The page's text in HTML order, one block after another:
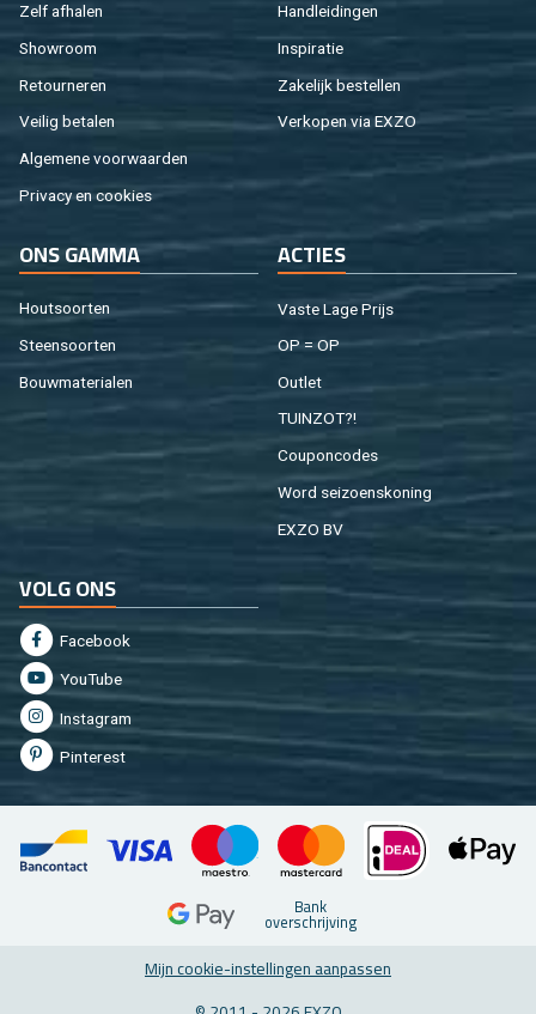
Zelf af­ha­len
Show­room
Re­tour­ne­ren
Vei­lig be­ta­len
Al­ge­me­ne voor­waar­den
Pri­va­cy en coo­kies
Hand­lei­din­gen
In­spi­ra­tie
Za­ke­lijk be­stel­len
Ver­ko­pen via EXZO
ONS GAMMA
Hout­soor­ten
Steen­soor­ten
Bouw­ma­te­ri­a­len
AC­TIES
Vaste Lage Prijs
OP = OP
Out­let
TUIN­ZOT?!
Cou­pon­co­des
Word sei­zoens­ko­ning
EXZO BV
VOLG ONS
Fa­cebook
You­Tu­be
In­st­agram
Pin­te­rest
Bank
over­schrij­ving
Mijn coo­kie-in­stel­lin­gen aan­pas­sen